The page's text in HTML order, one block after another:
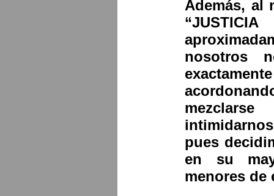
Además, al
nosotros
pues
en su
menores de